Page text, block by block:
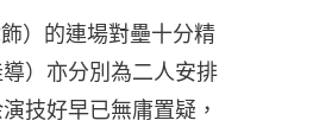
）的連場對壘十分精
）亦分別為二人安排
技好早已無庸置疑，